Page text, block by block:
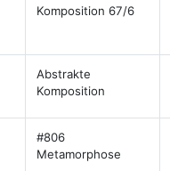
Komposition 67/6
Abstrakte
Komposition
#806
Metamorphose